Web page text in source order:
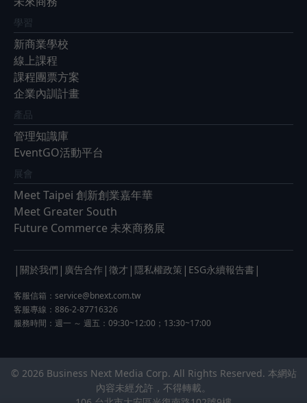
學習
新商業學校
線上課程
課程團票方案
企業內訓計畫
產品
管理知識庫
EventGO活動平台
展會
Meet Taipei 創新創業嘉年華
Meet Greater South
Future Commerce 未來商務展
| 關於我們 | 廣告合作 | 徵才 | 隱私權政策 | ESG永續報告書 |
客服信箱： service@bnext.com.tw
客服專線：886-2-87716326
服務時間：週一 ～ 週五：09:30~12:00；13:30~17:00
© 2026 Business Next Media Corp. All Rights Reserved. 本網站
內容未經允許，不得轉載。